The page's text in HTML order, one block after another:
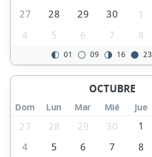
27
28 29 30 1
4
5 6 7 8
01 09 16 23
OCTUBRE
Dom Lun Mar Mié Jue
27 28 29 30 1
4
5 6 7 8